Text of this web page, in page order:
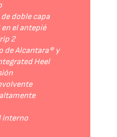
doble capa
el antepié
2
de Alcantara® y
Heel
interno